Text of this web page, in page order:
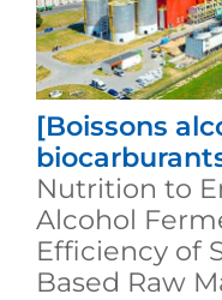
[Boissons
Nutrition to
Alcohol
Efficiency of
Based Raw